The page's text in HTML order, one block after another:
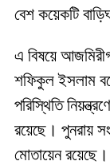
বেশ কয়েকটি
এ বিষয়ে
শফিকুল ইসলাম
পরিস্থিতি
রয়েছে। পুনরায়
মোতায়েন রয়েছে।